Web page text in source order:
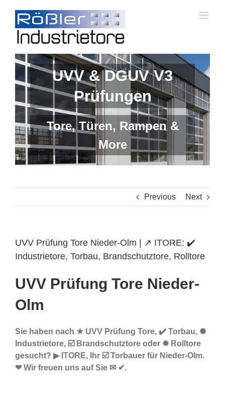
content
UVV & DGUV V3
Prüfungen
Tore, Türen, Rampen &
More
Previous Next
UVV Prüfung Tore Nieder-Olm | ↗️ ITORE: ✔️
Industrietore, Torbau, Brandschutztore, Rolltore
UVV Prüfung Tore Nieder-
Olm
Sie haben nach ★ UVV Prüfung Tore, ✔️ Torbau, ✺
Industrietore, ☑️ Brandschutztore oder ✹ Rolltore
gesucht? ▶︎ ITORE, Ihr ☑️ Torbauer für Nieder-Olm.
❤ Wir freuen uns auf Sie ✉ ✔.